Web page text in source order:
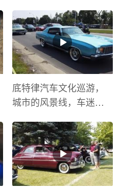
底特律汽车文化巡游，
城市的风景线，车迷的